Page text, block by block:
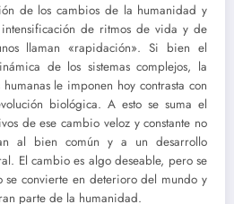
de los cambios de la humanidad y
de ritmos de vida y de
llaman «rapidación». Si bien el
de los sistemas complejos, la
le imponen hoy contrasta con
biológica. A esto se suma el
de ese cambio veloz y constante no
al bien común y a un desarrollo
El cambio es algo deseable, pero se
se convierte en deterioro del mundo y
parte de la humanidad.